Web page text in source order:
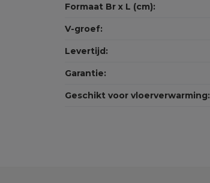
Formaat Br x L (cm):
V-groef:
Levertijd:
Garantie:
Geschikt voor vloerverwarming: